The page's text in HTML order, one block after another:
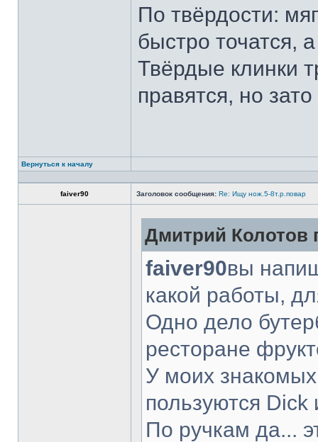
По твёрдости:
быстро точатся,
Твёрдые клинки
правятся, но
Вернуться к началу
faiver90 Заголовок сообщения: Re: Ищу нож.5-8т.р.повар
Дмитрий Колотов
faiver90вы
какой работы,
Одно дело
ресторане
У моих
пользуются Dick
По ручкам да...